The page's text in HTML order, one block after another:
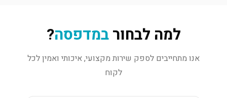
למה לבחורבמדפסה?
אנו מתחייבים לספק שירות מקצועי, איכותי ואמין לכל
לקוח